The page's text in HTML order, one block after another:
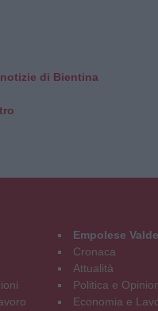
di Bientina
Empolese
Cronaca
Attualità
Politica e
Economia e